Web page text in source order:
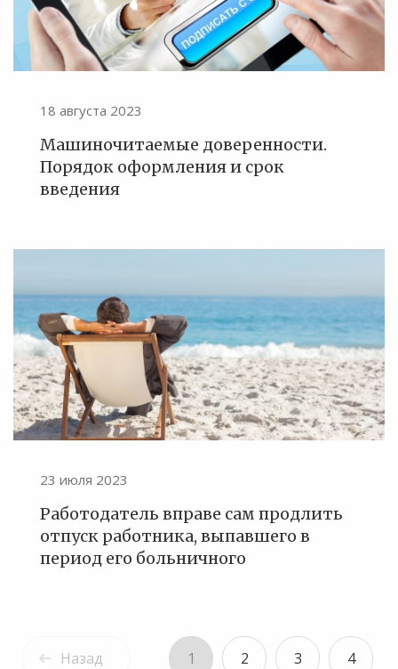
18 августа 2023
Машиночитаемые доверенности.
Порядок оформления и срок
введения
23 июля 2023
Работодатель вправе сам продлить
отпуск работника, выпавшего в
период его больничного
Назад 1 2 3 4